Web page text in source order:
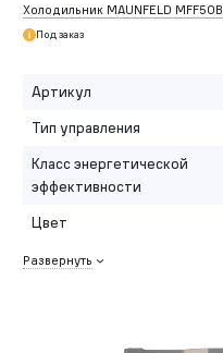
Холодильник MAUNFELD MFF50B
Под заказ
Артикул
Тип управления
Класс энергетической
эффективности
Цвет
Развернуть